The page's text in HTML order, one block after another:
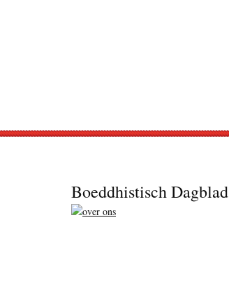
Boeddhistisch Dagblad